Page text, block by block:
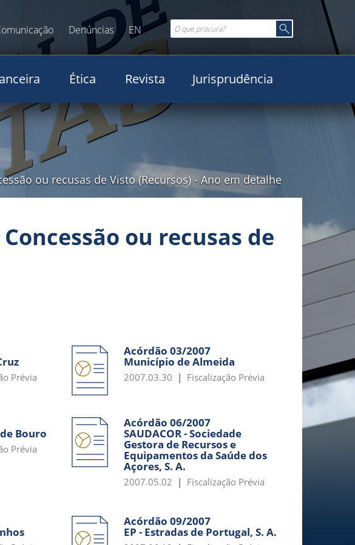
Denúncias EN
Ética Revista Jurisprudência
ou recusas de Visto (Recursos) - Ano em detalhe
ou recusas de
Prévia
Acórdão 03/2007
Município de Almeida
2007.03.30 Fiscalização Prévia
Bouro
Prévia
Acórdão 06/2007
SAUDACOR - Sociedade
Gestora de Recursos e
Equipamentos da Saúde dos
Açores, S. A.
2007.05.02 Fiscalização Prévia
Acórdão 09/2007
EP - Estradas de Portugal, S. A.